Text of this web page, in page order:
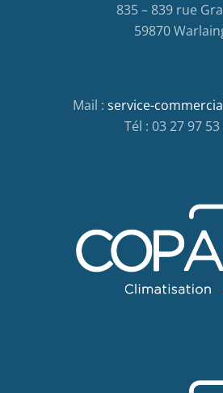
835 – 839 rue
59870
Mail : service-
Tél : 03 27 97